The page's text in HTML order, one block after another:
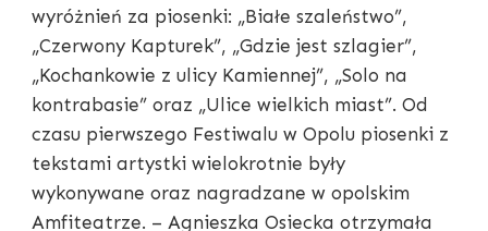
wyróżnień za piosenki: „Białe szaleństwo”,
„Czerwony Kapturek”, „Gdzie jest szlagier”,
„Kochankowie z ulicy Kamiennej”, „Solo na
kontrabasie” oraz „Ulice wielkich miast”. Od
czasu pierwszego Festiwalu w Opolu piosenki z
tekstami artystki wielokrotnie były
wykonywane oraz nagradzane w opolskim
Amfiteatrze. – Agnieszka Osiecka otrzymała